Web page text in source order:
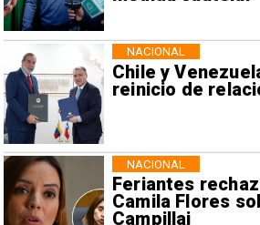
Chile y
reinicio de
NACIONAL
Feriantes
Camila Flores
Campillai
NACIONAL